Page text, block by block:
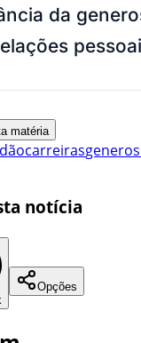
da
matéria
carreiras
notícia
Opções